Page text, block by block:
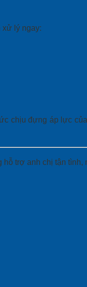
xử lý ngay:
chịu đựng áp lực
hỗ trợ anh chị tận tình,